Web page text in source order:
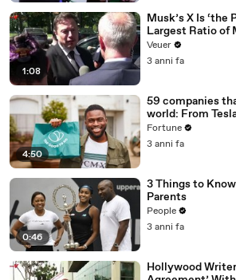
1:08
Musk’s X Is
Largest Ratio of
Disinformation’
Media Platforms
Veuer
3 anni fa
4:50
59 companies
world: From
Fortune
3 anni fa
0:46
3 Things to
Parents
People
3 anni fa
Hollywood